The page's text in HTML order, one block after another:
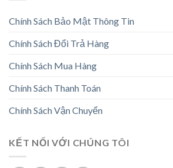
Chính Sách Bảo Mật Thông Tin
Chính Sách Đổi Trả Hàng
Chính Sách Mua Hàng
Chính Sách Thanh Toán
Chính Sách Vận Chuyển
KẾT NỐI VỚI CHÚNG TÔI